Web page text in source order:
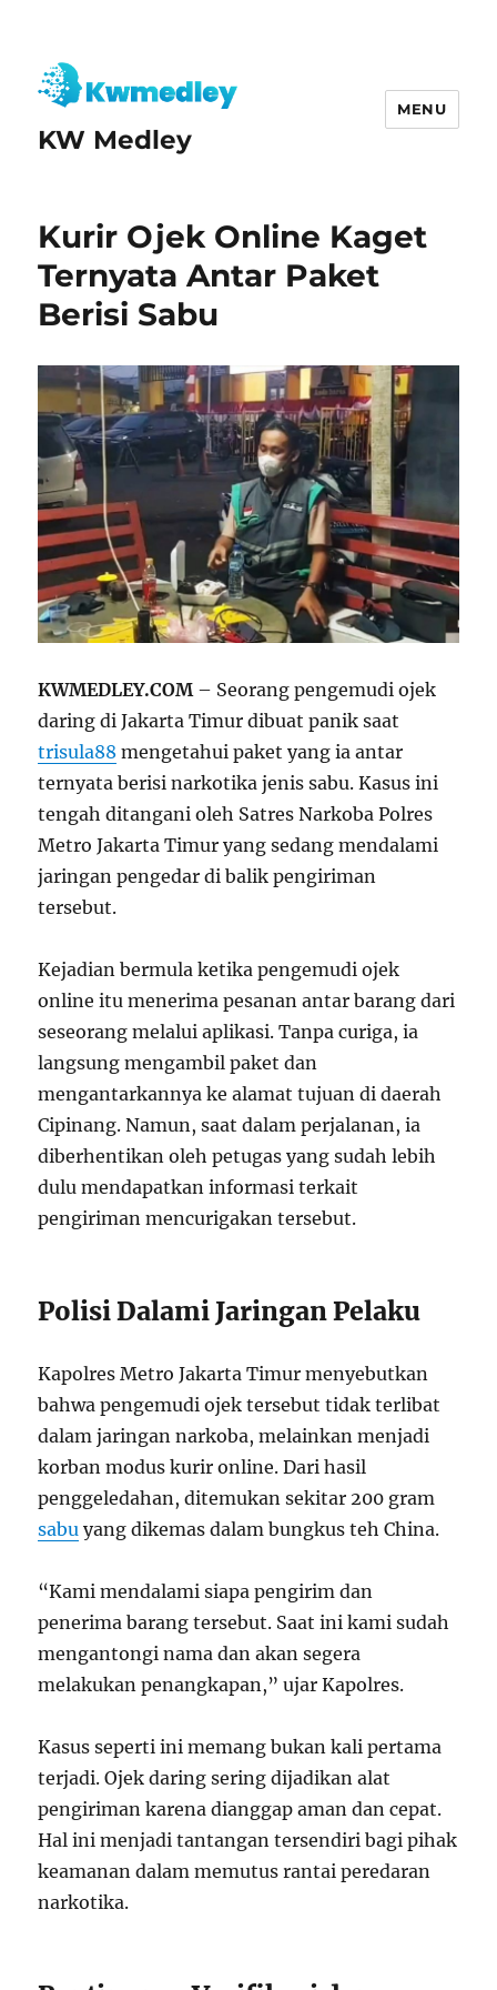
KW Medley
MENU
Kurir Ojek Online Kaget
Ternyata Antar Paket
Berisi Sabu
KWMEDLEY.COM– Seorang pengemudi ojek
daring di Jakarta Timur dibuat panik saat
trisula88 mengetahui paket yang ia antar
ternyata berisi narkotika jenis sabu. Kasus ini
tengah ditangani oleh Satres Narkoba Polres
Metro Jakarta Timur yang sedang mendalami
jaringan pengedar di balik pengiriman
tersebut.
Kejadian bermula ketika pengemudi ojek
online itu menerima pesanan antar barang dari
seseorang melalui aplikasi. Tanpa curiga, ia
langsung mengambil paket dan
mengantarkannya ke alamat tujuan di daerah
Cipinang. Namun, saat dalam perjalanan, ia
diberhentikan oleh petugas yang sudah lebih
dulu mendapatkan informasi terkait
pengiriman mencurigakan tersebut.
Polisi Dalami Jaringan Pelaku
Kapolres Metro Jakarta Timur menyebutkan
bahwa pengemudi ojek tersebut tidak terlibat
dalam jaringan narkoba, melainkan menjadi
korban modus kurir online. Dari hasil
penggeledahan, ditemukan sekitar 200 gram
sabu yang dikemas dalam bungkus teh China.
“Kami mendalami siapa pengirim dan
penerima barang tersebut. Saat ini kami sudah
mengantongi nama dan akan segera
melakukan penangkapan,” ujar Kapolres.
Kasus seperti ini memang bukan kali pertama
terjadi. Ojek daring sering dijadikan alat
pengiriman karena dianggap aman dan cepat.
Hal ini menjadi tantangan tersendiri bagi pihak
keamanan dalam memutus rantai peredaran
narkotika.